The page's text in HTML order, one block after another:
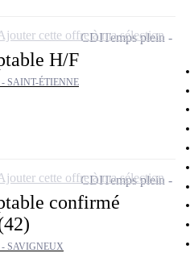
H/F
- SAINT-ÉTIENNE
CDITemps plein
cette offre à ma sélection
confirmé
- SAVIGNEUX
CDITemps plein
cette offre à ma sélection